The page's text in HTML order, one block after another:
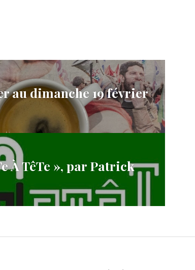
au dimanche 19 février
À TêTe », par Patrick